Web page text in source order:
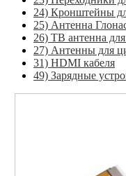
24) Кронштейны
25) Антенна
26) ТВ антенна
27) Антенны для
31) HDMI кабеля
49) Зарядные